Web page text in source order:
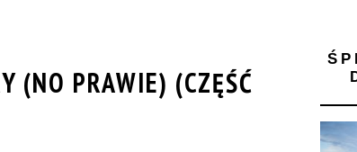
(NO PRAWIE) (CZĘŚĆ